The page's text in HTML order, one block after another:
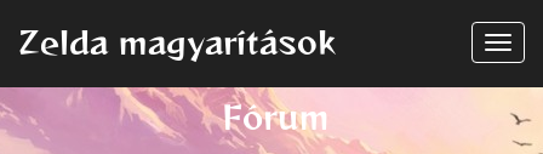
N
a
Zelda magyarítások
Fórum